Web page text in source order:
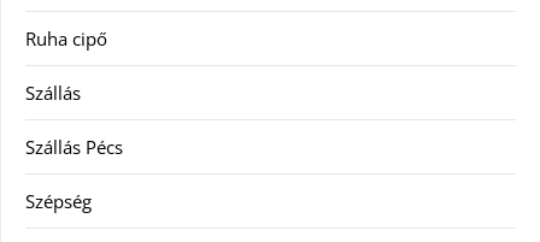
Ruha cipő
Szállás
Szállás Pécs
Szépség